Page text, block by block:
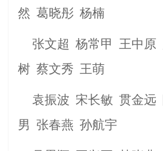
然 葛晓彤 杨楠
张文超 杨常甲 王中原
树 蔡文秀 王萌
袁振波 宋长敏 贯金远
男 张春燕 孙航宇